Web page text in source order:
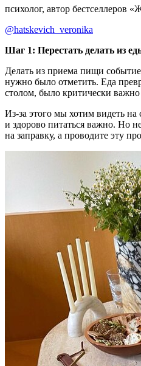
психолог, автор бестселлеров
@hatskevich_veronika
Шаг 1: Перестать делать из
Делать из приема пищи
нужно было отметить. Еда
столом, было критически важно
Из-за этого мы хотим видеть на
и здорово питаться важно. Но
на заправку, а проводите эту